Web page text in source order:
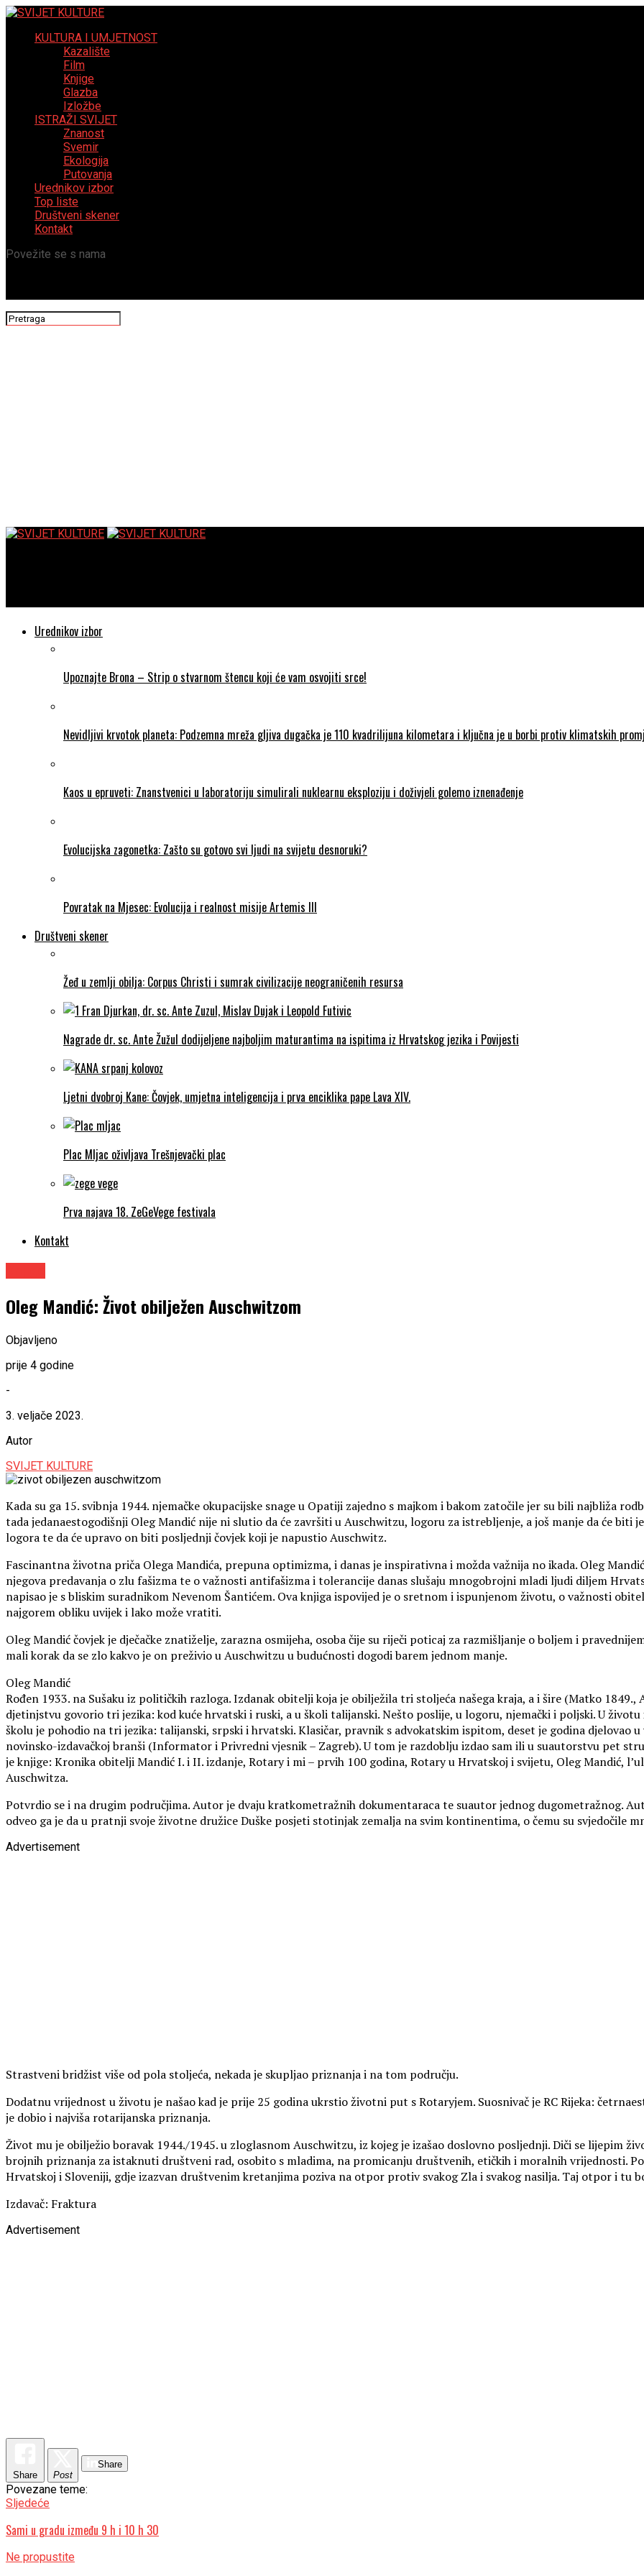
KULTURA I UMJETNOST
Kazalište
Film
Knjige
Glazba
Izložbe
ISTRAŽI SVIJET
Znanost
Svemir
Ekologija
Putovanja
Urednikov izbor
Top liste
Društveni skener
Kontakt
Povežite se s nama
Urednikov izbor
Upoznajte Brona – Strip o stvarnom štencu koji će vam osvojiti srce!
Nevidljivi krvotok planeta: Podzemna mreža gljiva dugačka je 110 kvadrilijuna kilometara i ključna je u borbi protiv klimatskih
Kaos u epruveti: Znanstvenici u laboratoriju simulirali nuklearnu eksploziju i doživjeli golemo iznenađenje
Evolucijska zagonetka: Zašto su gotovo svi ljudi na svijetu desnoruki?
Povratak na Mjesec: Evolucija i realnost misije Artemis III
Društveni skener
Žeđ u zemlji obilja: Corpus Christi i sumrak civilizacije neograničenih resursa
Nagrade dr. sc. Ante Žužul dodijeljene najboljim maturantima na ispitima iz Hrvatskog jezika i Povijesti
Ljetni dvobroj Kane: Čovjek, umjetna inteligencija i prva enciklika pape Lava XIV.
Plac Mljac oživljava Trešnjevački plac
Prva najava 18. ZeGeVege festivala
Kontakt
Oleg Mandić: Život obilježen Auschwitzom
Objavljeno
prije 4 godine
-
3. veljače 2023.
Autor
SVIJET KULTURE
Kada su ga 15. svibnja 1944. njemačke okupacijske snage u Opatiji zajedno s majkom i bakom zatočile jer su bili najbliža
tada jedanaestogodišnji Oleg Mandić nije ni slutio da će završiti u Auschwitzu, logoru za istrebljenje, a još manje da će biti
logora te da će upravo on biti posljednji čovjek koji je napustio Auschwitz.
Fascinantna životna priča Olega Mandića, prepuna optimizma, i danas je inspirativna i možda važnija no ikada. Oleg
njegova predavanja o zlu fašizma te o važnosti antifašizma i tolerancije danas slušaju mnogobrojni mladi ljudi diljem
napisao je s bliskim suradnikom Nevenom Šantićem. Ova knjiga ispovijed je o sretnom i ispunjenom životu, o važnosti
najgorem obliku uvijek i lako može vratiti.
Oleg Mandić čovjek je dječačke znatiželje, zarazna osmijeha, osoba čije su riječi poticaj za razmišljanje o boljem i
mali korak da se zlo kakvo je on preživio u Auschwitzu u budućnosti dogodi barem jednom manje.
Oleg Mandić
Rođen 1933. na Sušaku iz političkih razloga. Izdanak obitelji koja je obilježila tri stoljeća našega kraja, a i šire (Matko 1849.,
djetinjstvu govorio tri jezika: kod kuće hrvatski i ruski, a u školi talijanski. Nešto poslije, u logoru, njemački i poljski. U
školu je pohodio na tri jezika: talijanski, srpski i hrvatski. Klasičar, pravnik s advokatskim ispitom, deset je godina djelovao
novinsko-izdavačkoj branši (Informator i Privredni vjesnik – Zagreb). U tom je razdoblju izdao sam ili u suautorstvu pet
je knjige: Kronika obitelji Mandić I. i II. izdanje, Rotary i mi – prvih 100 godina, Rotary u Hrvatskoj i svijetu, Oleg Mandić,
Auschwitza.
Potvrdio se i na drugim područjima. Autor je dvaju kratkometražnih dokumentaraca te suautor jednog dugometražnog.
odveo ga je da u pratnji svoje životne družice Duške posjeti stotinjak zemalja na svim kontinentima, o čemu su svjedočile
Advertisement
Strastveni bridžist više od pola stoljeća, nekada je skupljao priznanja i na tom području.
Dodatnu vrijednost u životu je našao kad je prije 25 godina ukrstio životni put s Rotaryjem. Suosnivač je RC Rijeka:
je dobio i najviša rotarijanska priznanja.
Život mu je obilježio boravak 1944./1945. u zloglasnom Auschwitzu, iz kojeg je izašao doslovno posljednji. Diči se lijepim
brojnih priznanja za istaknuti društveni rad, osobito s mladima, na promicanju društvenih, etičkih i moralnih vrijednosti.
Hrvatskoj i Sloveniji, gdje izazvan društvenim kretanjima poziva na otpor protiv svakog Zla i svakog nasilja. Taj otpor i tu
Izdavač: Fraktura
Advertisement
Share Post
Share
Povezane teme:
Sljedeće
Sami u gradu između 9 h i 10 h 30
Ne propustite